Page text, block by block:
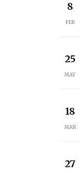
8
FEB
25
MAY
18
MAR
27